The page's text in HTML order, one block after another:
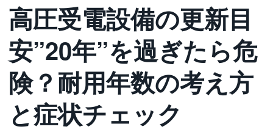
高圧受電設備の更新目
安”20年”を過ぎたら危
険？耐用年数の考え方
と症状チェック